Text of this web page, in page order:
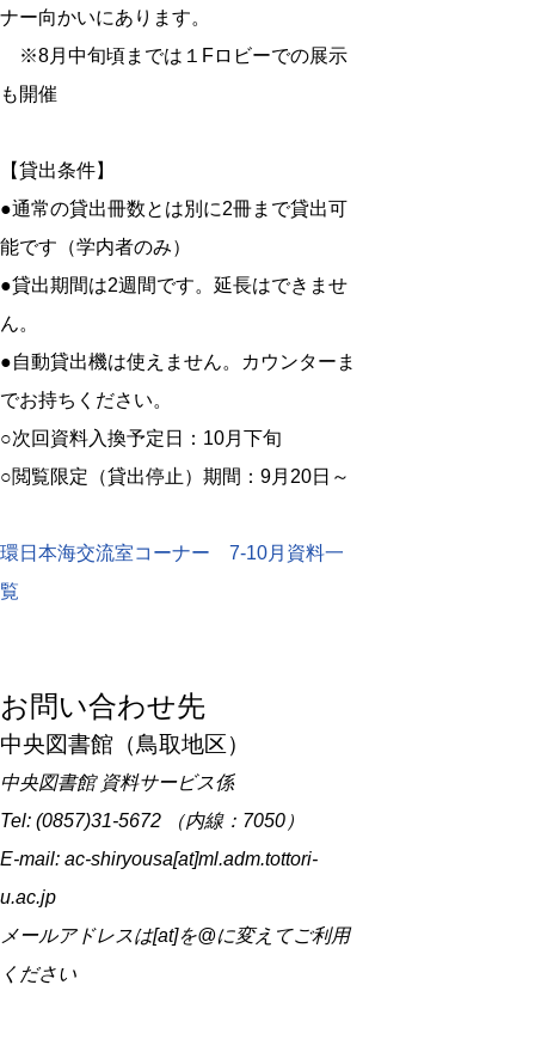
ナー向かいにあります。
※8月中旬頃までは１Fロビーでの展示
も開催
【貸出条件】
●通常の貸出冊数とは別に2冊まで貸出可
能です（学内者のみ）
●貸出期間は2週間です。延長はできませ
ん。
●自動貸出機は使えません。カウンターま
でお持ちください。
○次回資料入換予定日：10月下旬
○閲覧限定（貸出停止）期間：9月20日～
環日本海交流室コーナー 7-10月資料一
覧
お問い合わせ先
中央図書館（鳥取地区）
中央図書館 資料サービス係
Tel: (0857)31-5672 （内線：7050）
E-mail: ac-shiryousa[at]ml.adm.tottori-
u.ac.jp
メールアドレスは[at]を@に変えてご利用
ください